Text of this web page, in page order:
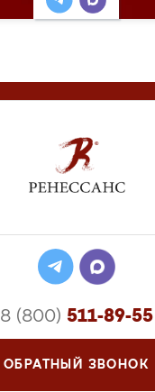
8 (800) 511-89-55
ОБРАТНЫЙ ЗВОНОК